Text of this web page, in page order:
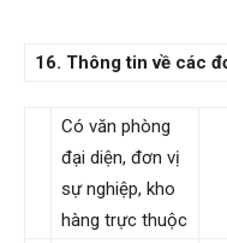
16. Thông tin về các
Có văn phòng
đại diện, đơn vị
sự nghiệp, kho
hàng trực thuộc